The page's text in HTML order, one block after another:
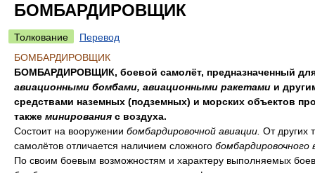
БОМБАРДИРОВЩИК
Толкование
Перевод
БОМБАРДИРОВЩИК
БОМБАРДИРОВЩИК, боевой самолёт, предназначенный
авиационными бомбами, авиационными ракетами и
средствами наземных (подземных) и морских объектов
также минирования с воздуха.
Состоит на вооружении бомбардировочной авиации. От других
самолётов отличается наличием сложного бомбардировочного
По своим боевым возможностям и характеру выполняемых